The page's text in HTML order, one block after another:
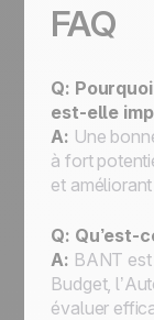
FAQ
Q:
est-elle
A: Une
à fort
et
Q: Qu’est-
A: BANT
Budget,
évaluer